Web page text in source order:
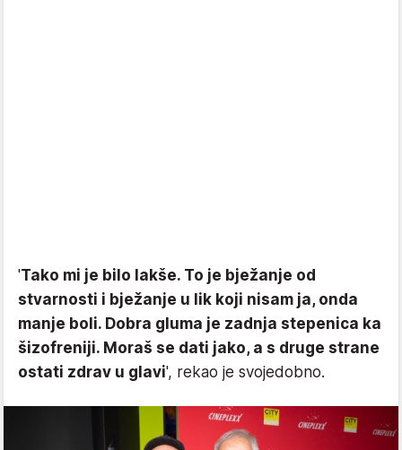
'Tako mi je bilo lakše. To je bježanje od
stvarnosti i bježanje u lik koji nisam ja, onda
manje boli. Dobra gluma je zadnja stepenica ka
šizofreniji. Moraš se dati jako, a s druge strane
ostati zdrav u glavi', rekao je svojedobno.